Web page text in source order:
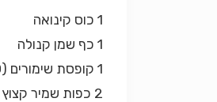
1 כוס קינואה
1 כף שמן קנולה
1 קופסת שימורים (230 גרם לאחר סינון) של פטריות חתוכות, מסוננת
2 כפות שמיר קצוץ דק